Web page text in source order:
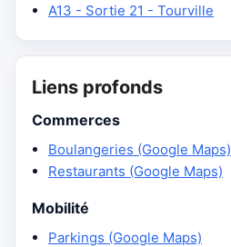
A13 - Sortie 21 - Tourville
Liens profonds
Commerces
Boulangeries (Google Maps)
Restaurants (Google Maps)
Mobilité
Parkings (Google Maps)